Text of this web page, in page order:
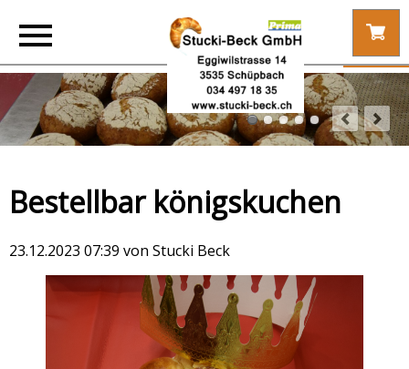
Bestellbar königskuchen
23.12.2023 07:39 von Stucki Beck